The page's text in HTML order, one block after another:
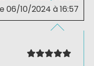
06/10/2024 à 16:57